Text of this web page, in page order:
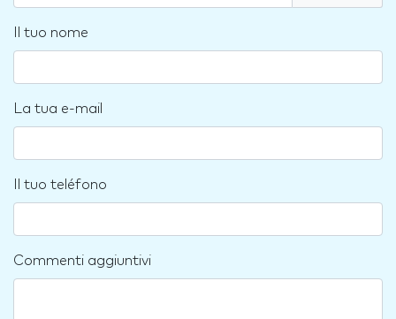
Il tuo nome
La tua e-mail
Il tuo teléfono
Commenti aggiuntivi